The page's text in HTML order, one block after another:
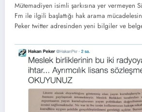
Mütemadiyen isimli şarkısına yer vermeyen
Fm ile ilgili başlattığı hak arama
Peker twitter adresinden yeni bilgiler ve